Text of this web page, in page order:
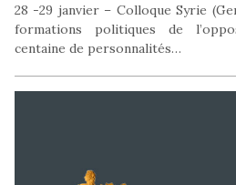
28 -29 janvier – Colloque Syrie
formations politiques de
centaine de personnalités…